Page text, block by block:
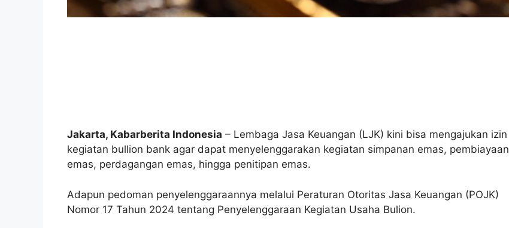
Jakarta, Kabarberita Indonesia – Lembaga Jasa Keuangan (LJK) kini bisa mengajukan izin
kegiatan bullion bank agar dapat menyelenggarakan kegiatan simpanan emas, pembiayaan
emas, perdagangan emas, hingga penitipan emas.
Adapun pedoman penyelenggaraannya melalui Peraturan Otoritas Jasa Keuangan (POJK)
Nomor 17 Tahun 2024 tentang Penyelenggaraan Kegiatan Usaha Bulion.